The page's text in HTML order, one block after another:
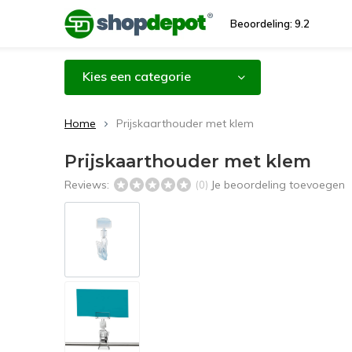
Beoordeling: 9.2
Kies een categorie
Home Prijskaarthouder met klem
Prijskaarthouder met klem
Reviews: (0) Je beoordeling toevoegen